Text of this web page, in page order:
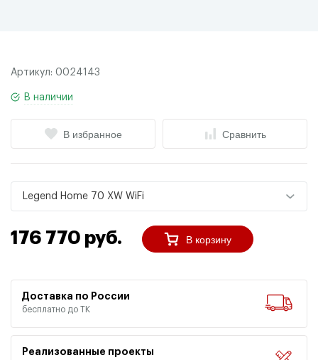
Артикул: 0024143
В наличии
В избранное Сравнить
Legend Home 70 XW WiFi
176 770 руб. В корзину
Доставка по России
бесплатно до ТК
Реализованные проекты